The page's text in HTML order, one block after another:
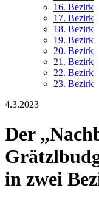
16. Bezirk
17. Bezirk
18. Bezirk
19. Bezirk
20. Bezirk
21. Bezirk
22. Bezirk
23. Bezirk
4.3.2023
Der
in zwei